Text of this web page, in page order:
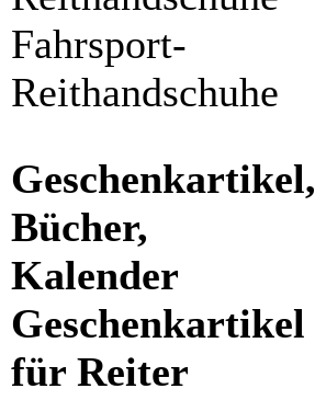
Fahrsport-
Reithandschuhe
Geschenkartikel,
Bücher,
Kalender
Geschenkartikel
für Reiter